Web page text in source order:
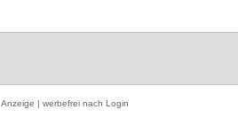
Anzeige | werbefrei nach Login